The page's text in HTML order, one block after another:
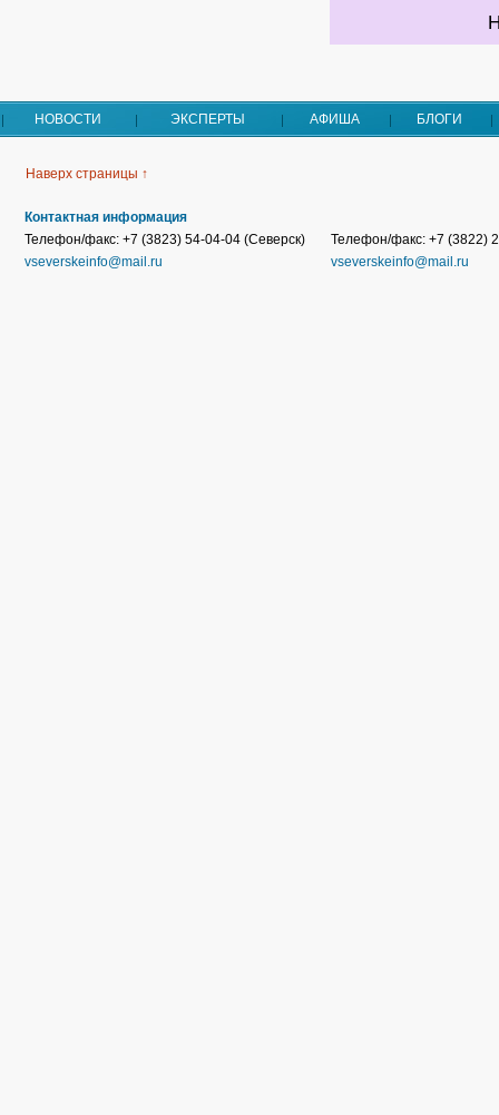
НОВОСТИ ЭКСПЕРТЫ АФИША БЛОГИ
Наверх страницы ↑
Контактная информация
Телефон/факс: +7 (3823) 54-04-04 (Северск)
vseverskeinfo@mail.ru
Телефон/факс: +7 (3822)
vseverskeinfo@mail.ru